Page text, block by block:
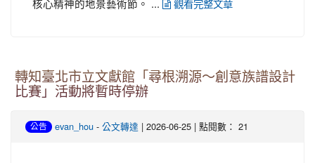
觀看完整文章
轉知臺北市立文獻館「尋根溯源～創意族譜設計
比賽」活動將暫時停辦
公告 evan_hou - 公文轉達 | 2026-06-25 | 點閱數： 21